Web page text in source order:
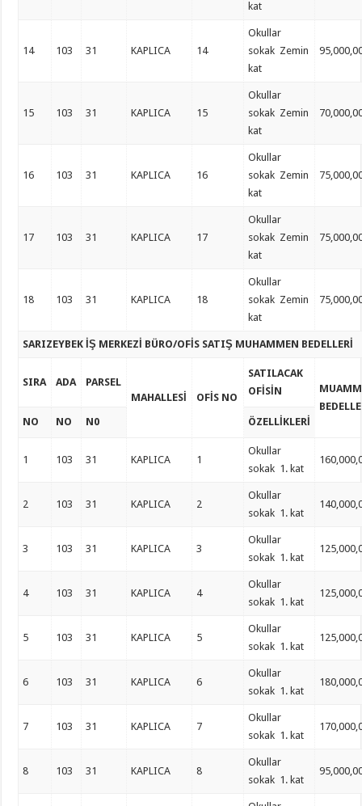
kat
14 103 31 KAPLICA 14
Okullar
sokak Zemin
kat
15 103 31 KAPLICA 15
Okullar
sokak Zemin
kat
16 103 31 KAPLICA 16
Okullar
sokak Zemin
kat
17 103 31 KAPLICA 17
Okullar
sokak Zemin
kat
18 103 31 KAPLICA 18
Okullar
sokak Zemin
kat
SARIZEYBEK İŞ MERKEZİ BÜRO/OFİS SATIŞ MUHAMMEN BEDELLERİ
SIRA ADA
PARSEL
MAHALLESİ
OFİS NO
SATILACAK
OFİSİN
NO
NO N0 ÖZELLİKLERİ
1 103 31 KAPLICA 1
Okullar
sokak 1. kat
2 103 31 KAPLICA 2
Okullar
sokak 1. kat
3 103 31 KAPLICA 3
Okullar
sokak 1. kat
4 103 31 KAPLICA 4
Okullar
sokak 1. kat
5 103 31 KAPLICA 5
Okullar
sokak 1. kat
6 103 31 KAPLICA 6
Okullar
sokak 1. kat
7 103 31 KAPLICA 7
Okullar
sokak 1. kat
8 103 31 KAPLICA 8
Okullar
sokak 1. kat